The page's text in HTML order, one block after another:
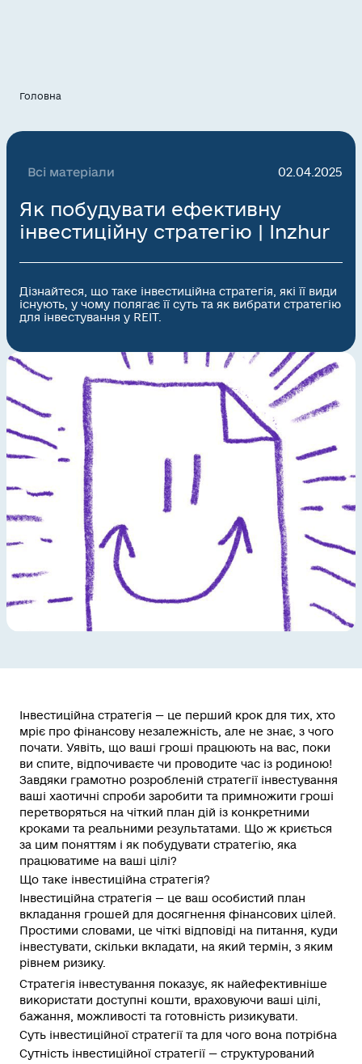
Головна
Всі матеріали 02.04.2025
Як побудувати ефективну
інвестиційну стратегію | Inzhur
Дізнайтеся, що таке інвестиційна стратегія, які її види
існують, у чому полягає її суть та як вибрати стратегію
для інвестування у REIT.
Інвестиційна стратегія — це перший крок для тих, хто
мріє про фінансову незалежність, але не знає, з чого
почати. Уявіть, що ваші гроші працюють на вас, поки
ви спите, відпочиваєте чи проводите час із родиною!
Завдяки грамотно розробленій стратегії інвестування
ваші хаотичні спроби заробити та примножити гроші
перетворяться на чіткий план дій із конкретними
кроками та реальними результатами. Що ж криється
за цим поняттям і як побудувати стратегію, яка
працюватиме на ваші цілі?
Що таке інвестиційна стратегія?
Інвестиційна стратегія — це ваш особистий план
вкладання грошей для досягнення фінансових цілей.
Простими словами, це чіткі відповіді на питання, куди
інвестувати, скільки вкладати, на який термін, з яким
рівнем ризику.
Стратегія інвестування показує, як найефективніше
використати доступні кошти, враховуючи ваші цілі,
бажання, можливості та готовність ризикувати.
Суть інвестиційної стратегії та для чого вона потрібна
Сутність інвестиційної стратегії — структурований